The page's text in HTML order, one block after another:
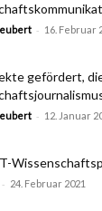
- 16. Februar
gefördert,
- 12. Januar
- 24. Februar 2021